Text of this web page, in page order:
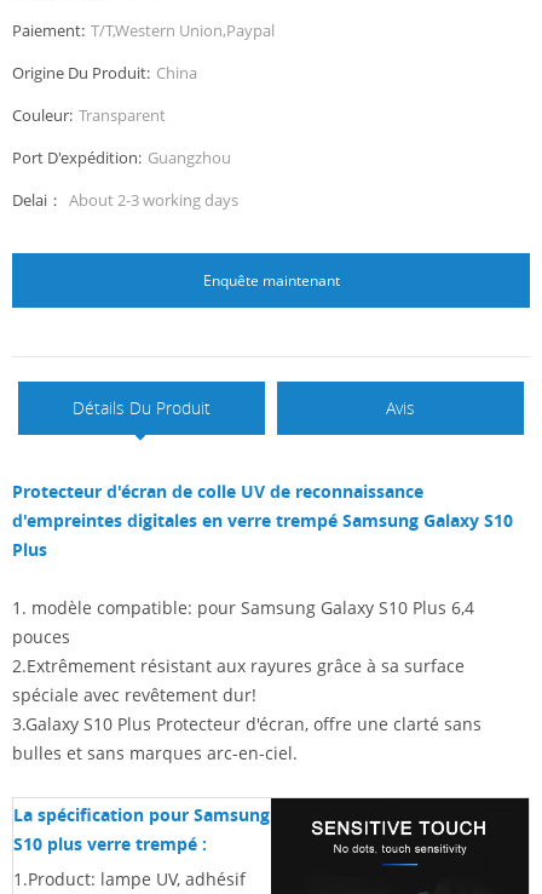
Paiement: T/T,Western Union,Paypal
Origine Du Produit: China
Couleur: Transparent
Port D'expédition: Guangzhou
Delai： About 2-3 working days
Enquête maintenant
Détails Du Produit Avis
Protecteur d'écran de colle UV de reconnaissance
d'empreintes digitales en verre trempé Samsung Galaxy S10
Plus
1. modèle compatible: pour Samsung Galaxy S10 Plus 6,4
pouces
2.Extrêmement résistant aux rayures grâce à sa surface
spéciale avec revêtement dur!
3.Galaxy S10 Plus Protecteur d'écran, offre une clarté sans
bulles et sans marques arc-en-ciel.
La spécification pour Samsung
S10 plus verre trempé :
1.Product: lampe UV, adhésif